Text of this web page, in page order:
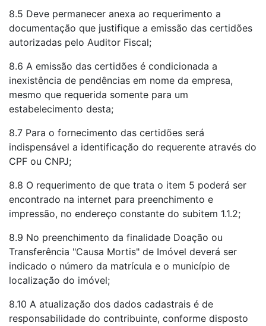
8.5 Deve permanecer anexa ao requerimento a
documentação que justifique a emissão das certidões
autorizadas pelo Auditor Fiscal;
8.6 A emissão das certidões é condicionada a
inexistência de pendências em nome da empresa,
mesmo que requerida somente para um
estabelecimento desta;
8.7 Para o fornecimento das certidões será
indispensável a identificação do requerente através do
CPF ou CNPJ;
8.8 O requerimento de que trata o item 5 poderá ser
encontrado na internet para preenchimento e
impressão, no endereço constante do subitem 1.1.2;
8.9 No preenchimento da finalidade Doação ou
Transferência "Causa Mortis" de Imóvel deverá ser
indicado o número da matrícula e o município de
localização do imóvel;
8.10 A atualização dos dados cadastrais é de
responsabilidade do contribuinte, conforme disposto